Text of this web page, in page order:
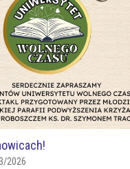
2026